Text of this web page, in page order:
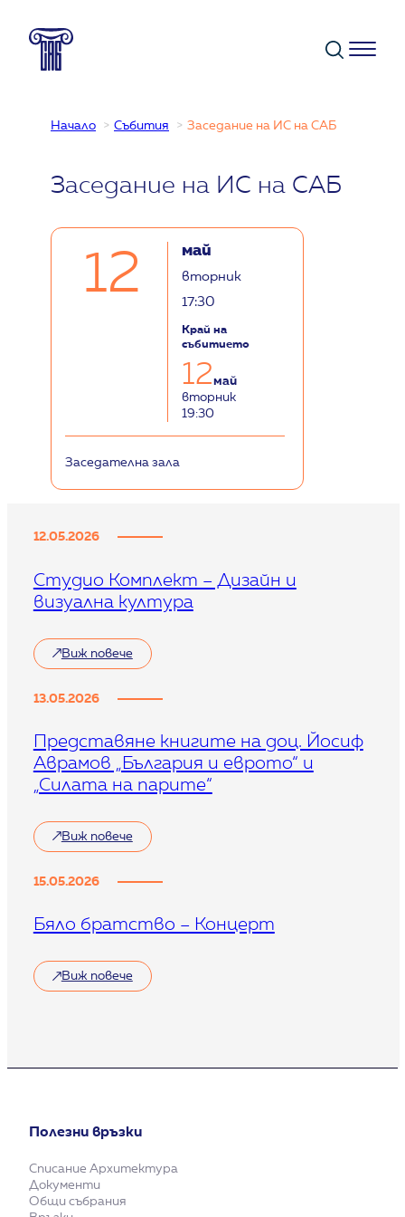
съдържанието
Начало Събития Заседание на ИС на САБ
Заседание на ИС на САБ
12 май
вторник
17:30
Край на
събитието
12май
вторник
19:30
Заседателна зала
12.05.2026
Студио Комплект – Дизайн и
визуална култура
Виж повече
13.05.2026
Представяне книгите на доц. Йосиф
Аврамов „България и еврото“ и
„Силата на парите“
Виж повече
15.05.2026
Бяло братство – Концерт
Виж повече
Полезни връзки
Списание Архитектура
Документи
Общи събрания